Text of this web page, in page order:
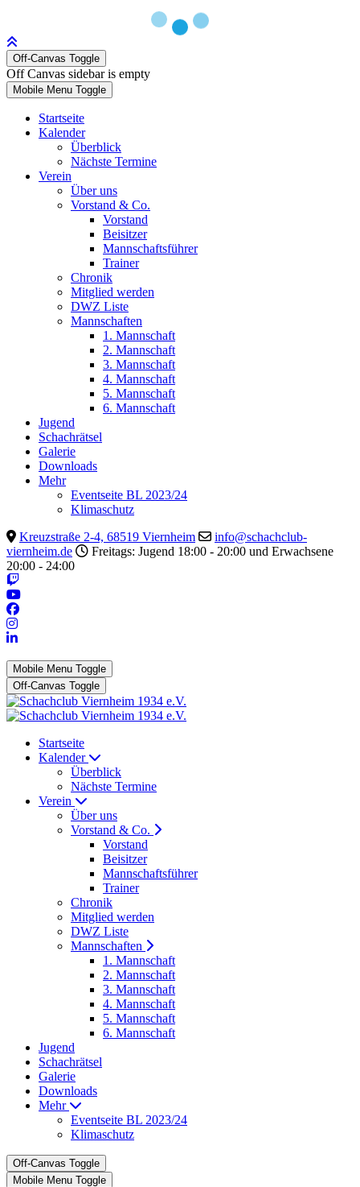
Off-Canvas Toggle
Off Canvas sidebar is empty
Mobile Menu Toggle
Startseite
Kalender
Überblick
Nächste Termine
Verein
Über uns
Vorstand & Co.
Vorstand
Beisitzer
Mannschaftsführer
Trainer
Chronik
Mitglied werden
DWZ Liste
Mannschaften
1. Mannschaft
2. Mannschaft
3. Mannschaft
4. Mannschaft
5. Mannschaft
6. Mannschaft
Jugend
Schachrätsel
Galerie
Downloads
Mehr
Eventseite BL 2023/24
Klimaschutz
Kreuzstraße 2-4, 68519 Viernheim
info@schachclub-
viernheim.de
Freitags: Jugend 18:00 - 20:00 und Erwachsene
20:00 - 24:00
Mobile Menu Toggle
Off-Canvas Toggle
Startseite
Kalender
Überblick
Nächste Termine
Verein
Über uns
Vorstand & Co.
Vorstand
Beisitzer
Mannschaftsführer
Trainer
Chronik
Mitglied werden
DWZ Liste
Mannschaften
1. Mannschaft
2. Mannschaft
3. Mannschaft
4. Mannschaft
5. Mannschaft
6. Mannschaft
Jugend
Schachrätsel
Galerie
Downloads
Mehr
Eventseite BL 2023/24
Klimaschutz
Off-Canvas Toggle
Mobile Menu Toggle